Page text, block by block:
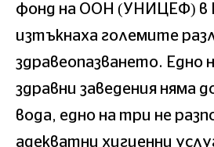
фонд на ООН (УНИЦЕФ) в
изтъкнаха големите
здравеопазването. Едно
здравни заведения няма
вода, едно на три не
адекватни хигиенни